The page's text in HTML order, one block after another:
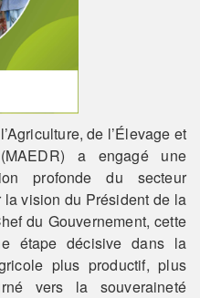
de l’Élevage et
a engagé une
profonde du secteur
vision du Président de la
du Gouvernement, cette
étape décisive dans la
plus productif, plus
vers la souveraineté